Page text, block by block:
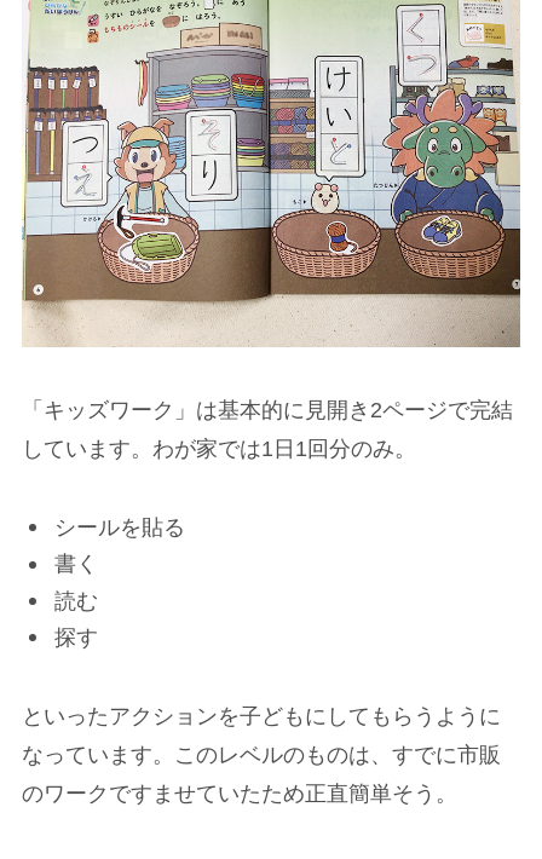
「キッズワーク」は基本的に見開き2ページで完結
しています。わが家では1日1回分のみ。
シールを貼る
書く
読む
探す
といったアクションを子どもにしてもらうように
なっています。このレベルのものは、すでに市販
のワークですませていたため正直簡単そう。